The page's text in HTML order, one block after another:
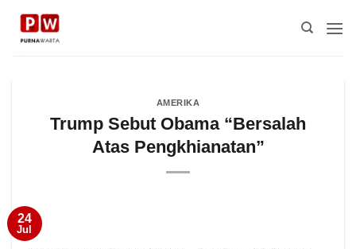
AMERIKA
Trump Sebut Obama “Bersalah
Atas Pengkhianatan”
24
Jul